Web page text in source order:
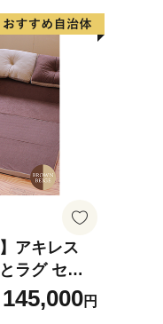
グルマット
品 腰痛改善
アキレス
ラグ セッ
ァセット 日
ソファラグ
145,000円